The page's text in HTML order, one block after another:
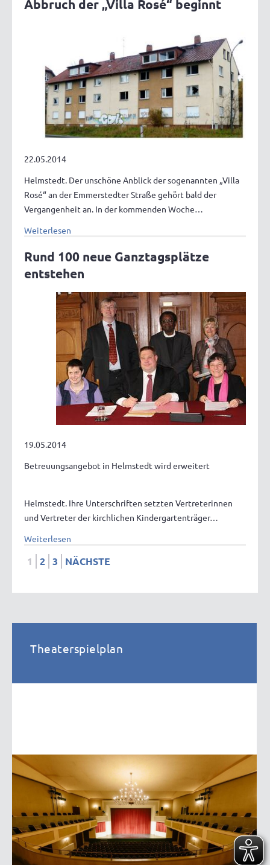
Abbruch der „Villa Rosé“ beginnt
22.05.2014
Helmstedt. Der unschöne Anblick der sogenannten „Villa
Rosé“ an der Emmerstedter Straße gehört bald der
Vergangenheit an. In der kommenden Woche…
Weiterlesen
Rund 100 neue Ganztagsplätze
entstehen
19.05.2014
Betreuungsangebot in Helmstedt wird erweitert
Helmstedt. Ihre Unterschriften setzten Vertreterinnen
und Vertreter der kirchlichen Kindergartenträger…
Weiterlesen
1 2 3 NÄCHSTE
Theaterspielplan